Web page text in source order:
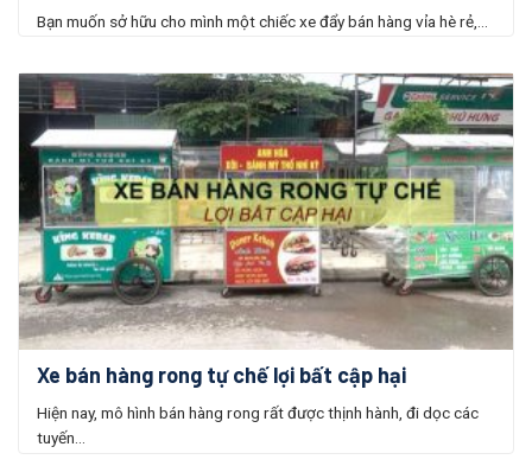
Bạn muốn sở hữu cho mình một chiếc xe đẩy bán hàng vỉa hè rẻ,...
Xe bán hàng rong tự chế lợi bất cập hại
Hiện nay, mô hình bán hàng rong rất được thịnh hành, đi dọc các
tuyến...